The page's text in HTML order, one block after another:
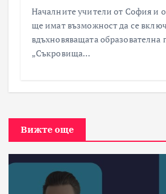
Началните учители от София и
ще имат възможност да се
вдъхновяващата образователна
„Съкровища…
Вижте още